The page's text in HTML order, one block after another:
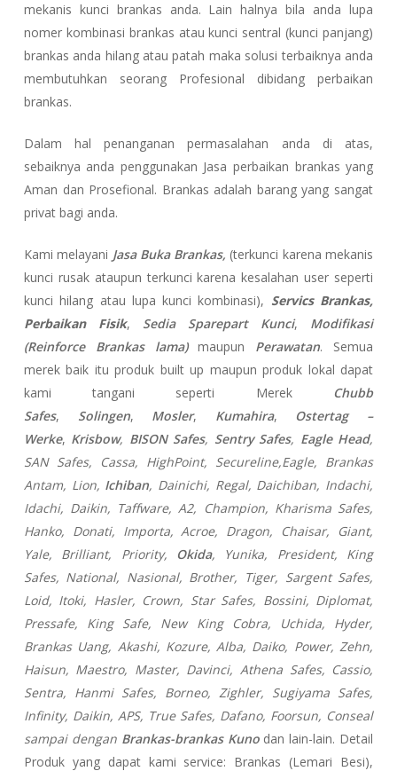
mekanis kunci brankas anda. Lain halnya bila anda lupa
nomer kombinasi brankas atau kunci sentral (kunci panjang)
brankas anda hilang atau patah maka solusi terbaiknya anda
membutuhkan seorang Profesional dibidang perbaikan
brankas.
Dalam hal penanganan permasalahan anda di atas,
sebaiknya anda penggunakan Jasa perbaikan brankas yang
Aman dan Prosefional. Brankas adalah barang yang sangat
privat bagi anda.
Kami melayani Jasa Buka Brankas, (terkunci karena mekanis
kunci rusak ataupun terkunci karena kesalahan user seperti
kunci hilang atau lupa kunci kombinasi), Servics Brankas,
Perbaikan Fisik, Sedia Sparepart Kunci, Modifikasi
(Reinforce Brankas lama)maupun Perawatan. Semua
merek baik itu produk built up maupun produk lokal dapat
kami tangani seperti Merek
Chubb
Safes, Solingen, Mosler, Kumahira, Ostertag –
Werke, Krisbow, BISON Safes, Sentry Safes, Eagle Head,
SAN Safes, Cassa, HighPoint, Secureline,Eagle, Brankas
Antam, Lion, Ichiban, Dainichi, Regal, Daichiban, Indachi,
Idachi, Daikin, Taffware, A2, Champion, Kharisma Safes,
Hanko, Donati, Importa, Acroe, Dragon, Chaisar, Giant,
Yale, Brilliant, Priority,
Okida, Yunika, President, King
Safes, National, Nasional, Brother, Tiger, Sargent Safes,
Loid, Itoki, Hasler, Crown, Star Safes, Bossini, Diplomat,
Pressafe, King Safe, New King Cobra, Uchida, Hyder,
Brankas Uang, Akashi, Kozure, Alba, Daiko, Power, Zehn,
Haisun, Maestro, Master, Davinci, Athena Safes, Cassio,
Sentra, Hanmi Safes, Borneo, Zighler, Sugiyama Safes,
Infinity, Daikin, APS, True Safes, Dafano, Foorsun, Conseal
sampai dengan Brankas-brankas Kunodan lain-lain. Detail
Produk yang dapat kami service: Brankas (Lemari Besi),